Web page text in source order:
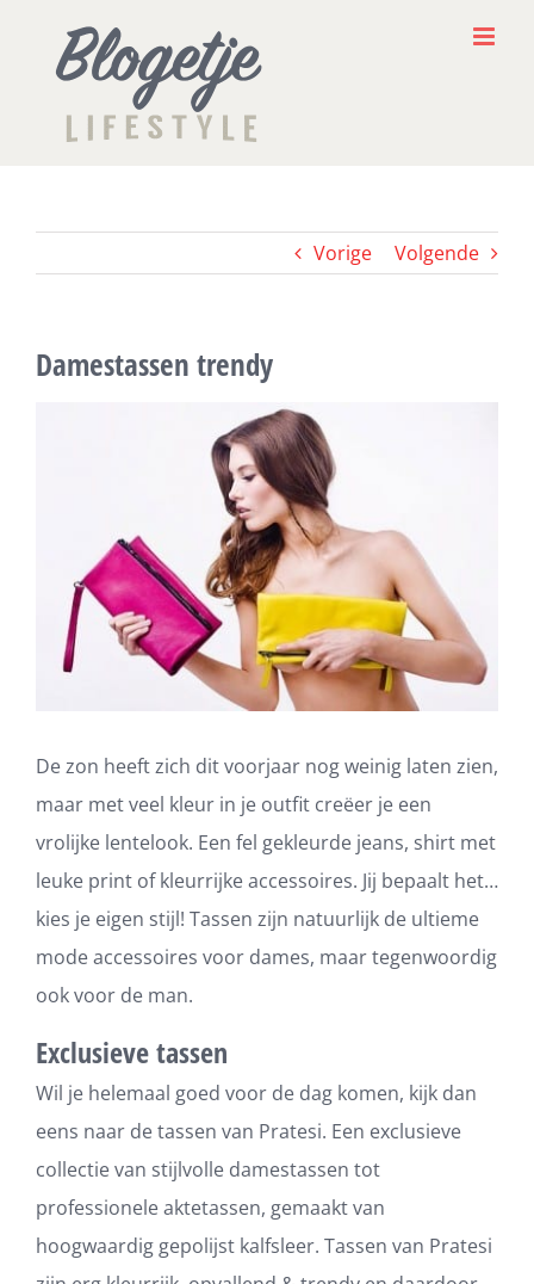
Vorige Volgende
Damestassen trendy
De zon heeft zich dit voorjaar nog weinig laten zien,
maar met veel kleur in je outfit creëer je een
vrolijke lentelook. Een fel gekleurde jeans, shirt met
leuke print of kleurrijke accessoires. Jij bepaalt het…
kies je eigen stijl! Tassen zijn natuurlijk de ultieme
mode accessoires voor dames, maar tegenwoordig
ook voor de man.
Exclusieve tassen
Wil je helemaal goed voor de dag komen, kijk dan
eens naar de tassen van Pratesi. Een exclusieve
collectie van stijlvolle damestassen tot
professionele aktetassen, gemaakt van
hoogwaardig gepolijst kalfsleer. Tassen van Pratesi